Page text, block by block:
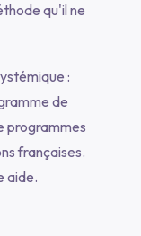
qu'il ne
:
de
programmes
françaises.
aide.